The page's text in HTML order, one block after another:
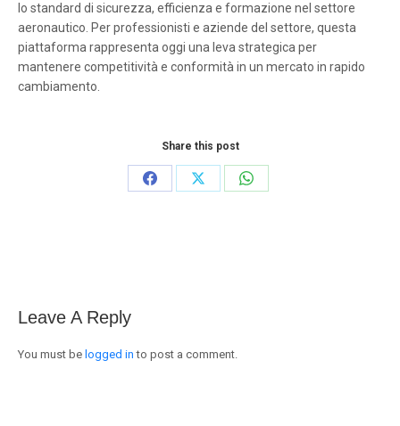
lo standard di sicurezza, efficienza e formazione nel settore
aeronautico. Per professionisti e aziende del settore, questa
piattaforma rappresenta oggi una leva strategica per
mantenere competitività e conformità in un mercato in rapido
cambiamento.
Share this post
Share
Share
Share
Leave A Reply
You must be logged in to post a comment.